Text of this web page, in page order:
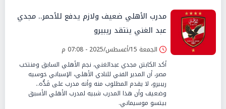
مدرب الأهلي ضعيف ولازم يدفع للأحمر.. مجدي
عبد الغني ينتقد ريبيرو
الجمعة 15/أغسطس/2025 - 07:08 م
أكد الكابتن مجدي عبدالغني، نجم الأهلي السابق ومنتخب
مصر، أن المدير الفني للنادي الأهلي، الإسباني خوسيه
ريبيرو، لا يقدم المطلوب منه وأنه مدرب على قَدٌّه..
وضعيف وأن هذا المدرب شبيه لمدرب الأهلي الأسبق
بيتسو موسيماني.